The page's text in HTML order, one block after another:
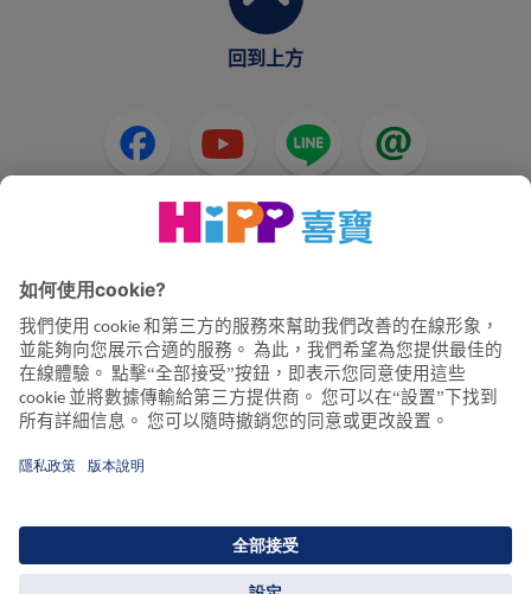
回到上方
HiPP奶粉 HiPP嬰兒食品 HiPP懷孕
隱私政策和使用條款
聯絡我們